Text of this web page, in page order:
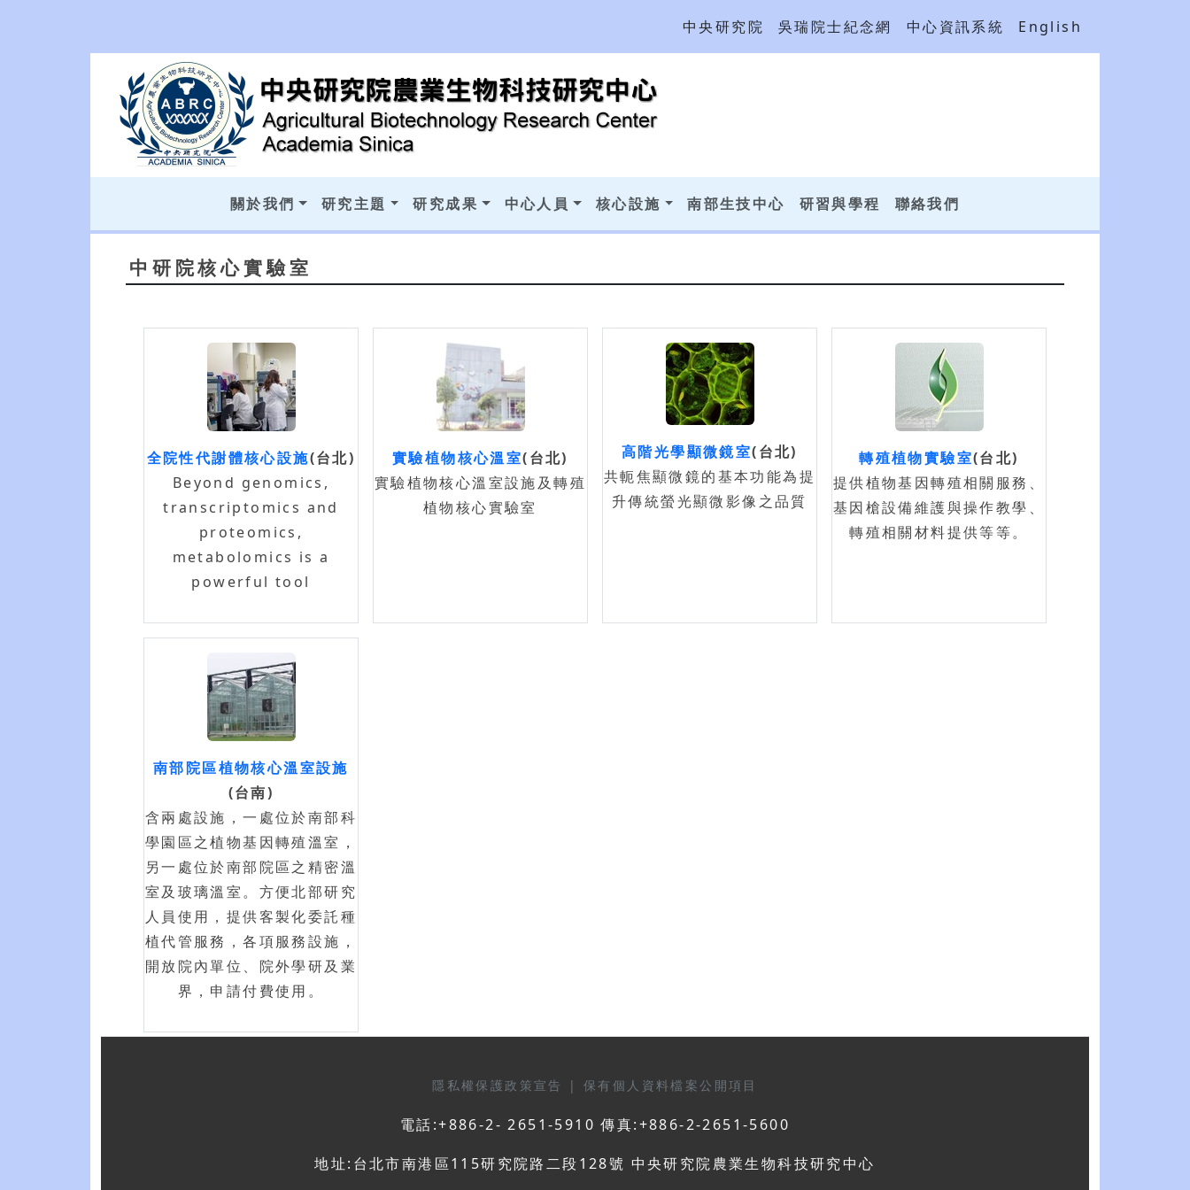
中央研究院 吳瑞院士紀念網 中心資訊系統 English
關於我們 研究主題 研究成果 中心人員 核心設施 南部生技中心 研習與學程 聯絡我們
中研院核心實驗室
全院性代謝體核心設施(台北)
Beyond genomics,
transcriptomics and
proteomics,
metabolomics is a
powerful tool
實驗植物核心溫室(台北)
實驗植物核心溫室設施及轉殖
植物核心實驗室
高階光學顯微鏡室(台北)
共軛焦顯微鏡的基本功能為提
升傳統螢光顯微影像之品質
轉殖植物實驗室(台北)
提供植物基因轉殖相關服務、
基因槍設備維護與操作教學、
轉殖相關材料提供等等。
南部院區植物核心溫室設施
(台南)
含兩處設施，一處位於南部科
學園區之植物基因轉殖溫室，
另一處位於南部院區之精密溫
室及玻璃溫室。方便北部研究
人員使用，提供客製化委託種
植代管服務，各項服務設施，
開放院內單位、院外學研及業
界，申請付費使用。
隱私權保護政策宣告 | 保有個人資料檔案公開項目
電話:+886-2- 2651-5910 傳真:+886-2-2651-5600
地址:台北市南港區115研究院路二段128號 中央研究院農業生物科技研究中心